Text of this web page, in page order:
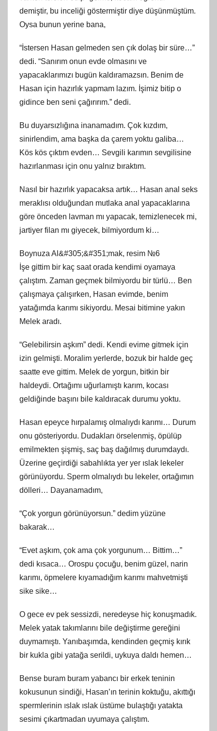
demiştir, bu inceliği göstermiştir diye düşünmüştüm.
Oysa bunun yerine bana,
“İstersen Hasan gelmeden sen çık dolaş bir süre…”
dedi. “Sanırım onun evde olmasını ve
yapacaklarımızı bugün kaldıramazsın. Benim de
Hasan için hazırlık yapmam lazım. İşimiz bitip o
gidince ben seni çağırırım.” dedi.
Bu duyarsızlığına inanamadım. Çok kızdım,
sinirlendim, ama başka da çarem yoktu galiba…
Kös kös çıktım evden… Sevgili karımın sevgilisine
hazırlanması için onu yalnız bıraktım.
Nasıl bir hazırlık yapacaksa artık… Hasan anal seks
meraklısı olduğundan mutlaka anal yapacaklarına
göre önceden lavman mı yapacak, temizlenecek mi,
jartiyer filan mı giyecek, bilmiyordum ki…
Boynuza Al&#305;&#351;mak, resim №6
İşe gittim bir kaç saat orada kendimi oyamaya
çalıştım. Zaman geçmek bilmiyordu bir türlü… Ben
çalışmaya çalışırken, Hasan evimde, benim
yatağımda karımı sikiyordu. Mesai bitimine yakın
Melek aradı.
“Gelebilirsin aşkım” dedi. Kendi evime gitmek için
izin gelmişti. Moralim yerlerde, bozuk bir halde geç
saatte eve gittim. Melek de yorgun, bitkin bir
haldeydi. Ortağımı uğurlamıştı karım, kocası
geldiğinde başını bile kaldıracak durumu yoktu.
Hasan epeyce hırpalamış olmalıydı karımı… Durum
onu gösteriyordu. Dudakları örselenmiş, öpülüp
emilmekten şişmiş, saç baş dağılmış durumdaydı.
Üzerine geçirdiği sabahlıkta yer yer ıslak lekeler
görünüyordu. Sperm olmalıydı bu lekeler, ortağımın
dölleri… Dayanamadım,
“Çok yorgun görünüyorsun.” dedim yüzüne
bakarak…
“Evet aşkım, çok ama çok yorgunum… Bittim…”
dedi kısaca… Orospu çocuğu, benim güzel, narin
karımı, öpmelere kıyamadığım karımı mahvetmişti
sike sike…
O gece ev pek sessizdi, neredeyse hiç konuşmadık.
Melek yatak takımlarını bile değiştirme gereğini
duymamıştı. Yanıbaşımda, kendinden geçmiş kırık
bir kukla gibi yatağa serildi, uykuya daldı hemen…
Bense buram buram yabancı bir erkek teninin
kokusunun sindiği, Hasan’ın terinin koktuğu, akıttığı
spermlerinin ıslak ıslak üstüme bulaştığı yatakta
sesimi çıkartmadan uyumaya çalıştım.